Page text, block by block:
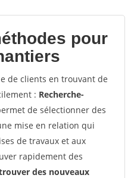
pour
de clients en trouvant de
: Recherche-
de sélectionner des
mise en relation qui
de travaux et aux
rapidement des
des nouveaux